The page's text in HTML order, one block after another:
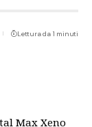
Lettura da 1 minuti
Max Xeno